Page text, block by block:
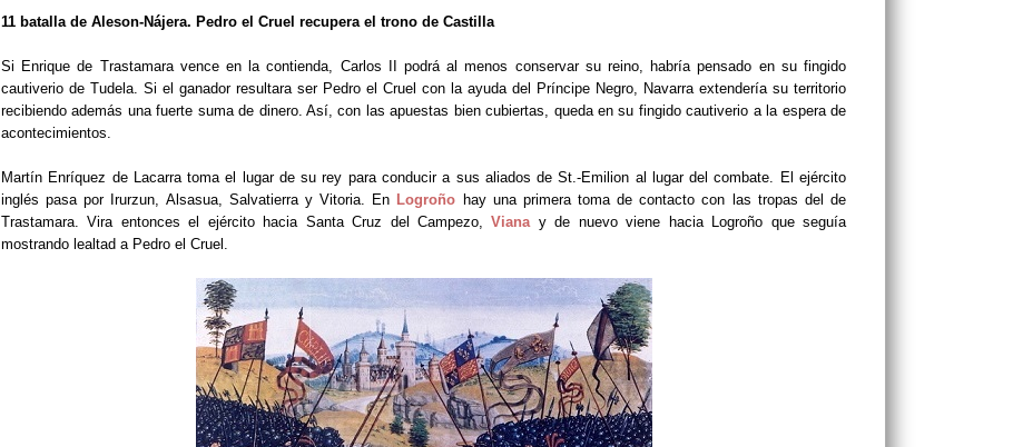
11 batalla de Aleson-Nájera. Pedro el Cruel recupera el trono de Castilla
Si Enrique de Trastamara vence en la contienda, Carlos II podrá al menos conservar su reino, habría pensado en su fingido
cautiverio de Tudela. Si el ganador resultara ser Pedro el Cruel con la ayuda del Príncipe Negro, Navarra extendería su territorio
recibiendo además una fuerte suma de dinero. Así, con las apuestas bien cubiertas, queda en su fingido cautiverio a la espera de
acontecimientos.
Martín Enríquez de Lacarra toma el lugar de su rey para conducir a sus aliados de St.-Emilion al lugar del combate. El ejército
inglés pasa por Irurzun, Alsasua, Salvatierra y Vitoria. En Logroño hay una primera toma de contacto con las tropas del de
Trastamara. Vira entonces el ejército hacia Santa Cruz del Campezo,Viana y de nuevo viene hacia Logroño que seguía
mostrando lealtad a Pedro el Cruel.